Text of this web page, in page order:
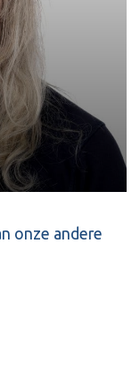
onze andere